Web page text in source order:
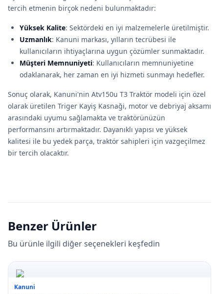
tercih etmenin birçok nedeni bulunmaktadır:
Yüksek Kalite: Sektördeki en iyi malzemelerle üretilmiştir.
Uzmanlık: Kanuni markası, yılların tecrübesi ile
kullanıcıların ihtiyaçlarına uygun çözümler sunmaktadır.
Müşteri Memnuniyeti: Kullanıcıların memnuniyetine
odaklanarak, her zaman en iyi hizmeti sunmayı hedefler.
Sonuç olarak, Kanuni'nin Atv150u T3 Traktör modeli için özel
olarak üretilen Triger Kayiş Kasnaği, motor ve debriyaj aksamı
arasındaki uyumu sağlamakta ve traktörünüzün
performansını artırmaktadır. Dayanıklı yapısı ve yüksek
kalitesi ile bu yedek parça, traktör sahipleri için vazgeçilmez
bir tercih olacaktır.
Benzer Ürünler
Bu ürünle ilgili diğer seçenekleri keşfedin
Kanuni